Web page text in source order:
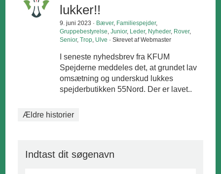
lukker!!
9. juni 2023 · Bæver, Familiespejder,
Gruppebestyrelse,Junior, Leder, Nyheder, Rover,
Senior,Trop, Ulve · Skrevet af Webmaster
I seneste nyhedsbrev fra KFUM
Spejderne meddeles det, at grundet lav
omsætning og underskud lukkes
spejderbutikken 55Nord. Der er lavet..
Ældre historier
Indtast dit søgenavn